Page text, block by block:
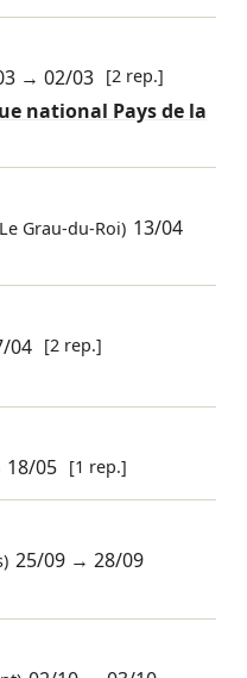
→02/03 [2 rep.]
national Pays de la
Grau-du-Roi) 13/04
04 [2 rep.]
18/05 [1 rep.]
25/09 →28/09